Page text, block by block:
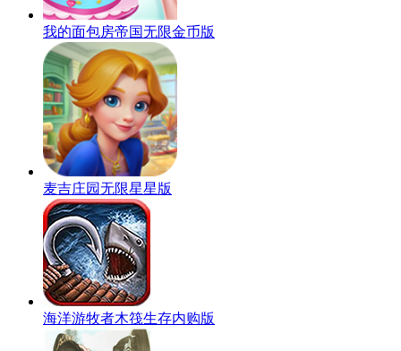
我的面包房帝国无限金币版
麦吉庄园无限星星版
海洋游牧者木筏生存内购版